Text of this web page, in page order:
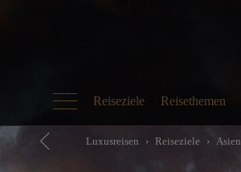
Reiseziele Reisethemen
Luxusreisen Reiseziele Asien